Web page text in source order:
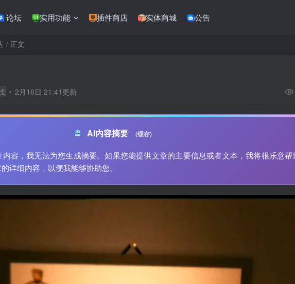
论坛 实用功能 插件商店 实体商城 公告
正文
2月16日 21:41更新
AI内容摘要 (缓存)
容，我无法为您生成摘要。如果您能提供文章的主要信息或者文本，我将很乐意帮
详细内容，以便我能够协助您。